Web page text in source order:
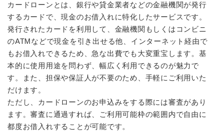
カードローンとは、銀行や貸金業者などの金融機関が発行
するカードで、現金のお借入れに特化したサービスです。
発行されたカードを利用して、金融機関もしくはコンビニ
のATMなどで現金を引き出せる他、インターネット経由で
もお借入れできるため、急な出費でも大変重宝します。基
本的に使用用途を問わず、幅広く利用できるのが魅力で
す。また、担保や保証人が不要のため、手軽にご利用いた
だけます。
ただし、カードローンのお申込みをする際には審査があり
ます。審査に通過すれば、ご利用可能枠の範囲内で自由に
都度お借入れすることが可能です。